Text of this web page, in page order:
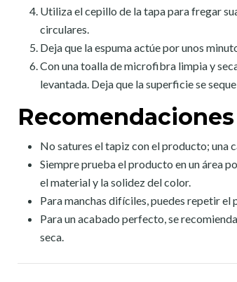
Utiliza el cepillo de la tapa para fregar
circulares.
Deja que la espuma actúe por unos
Con una toalla de microfibra limpia y
levantada. Deja que la superficie se
Recomendaciones
No satures el tapiz con el producto; una
Siempre prueba el producto en un área
el material y la solidez del color.
Para manchas difíciles, puedes repetir el
Para un acabado perfecto, se
seca.